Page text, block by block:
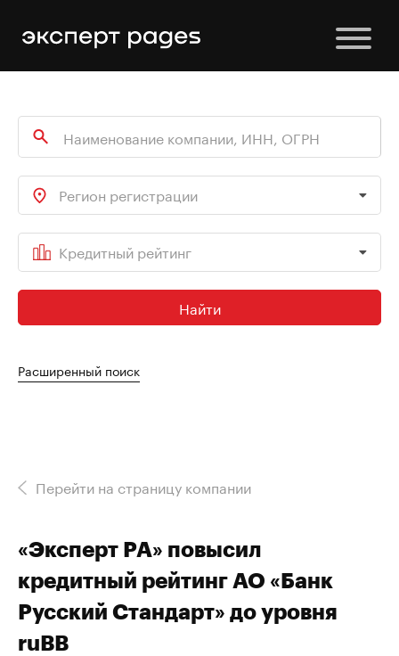
Регион регистрации
Кредитный рейтинг
Найти
Расширенный поиск
Перейти на страницу компании
«Эксперт РА» повысил
кредитный рейтинг АО «Банк
Русский Стандарт» до уровня
ruBB